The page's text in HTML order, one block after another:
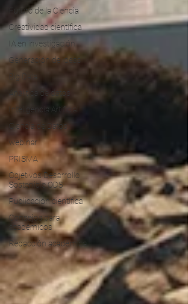
Futuro de la Ciencia
Creatividad científica
IA en investigación
Generación de ideas
Big Data
Analitica de datos
Inteligencia Artificial
Ciencia de Datos
webinar
PRISMA
Objetivos Desarrollo
Sostenible ODS
Publicación científica
Consejos para
académicos
Redacción académica